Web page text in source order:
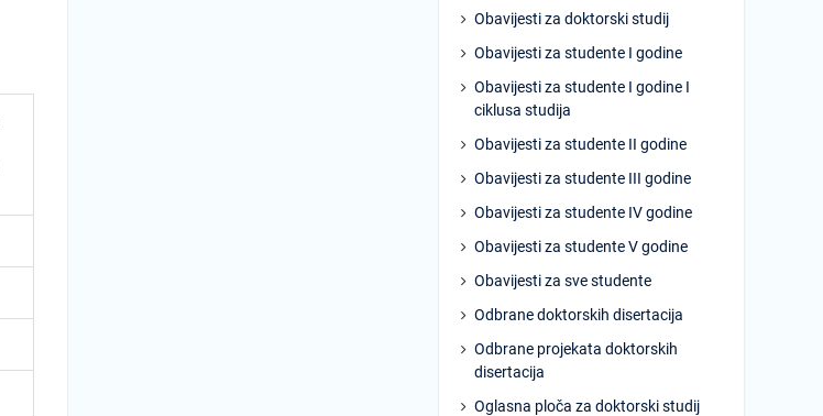
Obavijesti za doktorski studij
Obavijesti za studente I godine
Obavijesti za studente I godine I
ciklusa studija
Obavijesti za studente II godine
Obavijesti za studente III godine
Obavijesti za studente IV godine
Obavijesti za studente V godine
Obavijesti za sve studente
Odbrane doktorskih disertacija
Odbrane projekata doktorskih
disertacija
Oglasna ploča za doktorski studij